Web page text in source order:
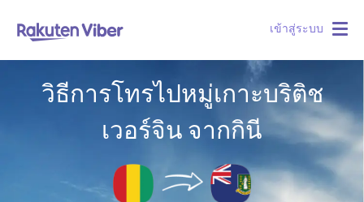
เข้าสู่ระบบ
วิธีการโทรไปหมู่เกาะบริติช
เวอร์จิน จากกินี